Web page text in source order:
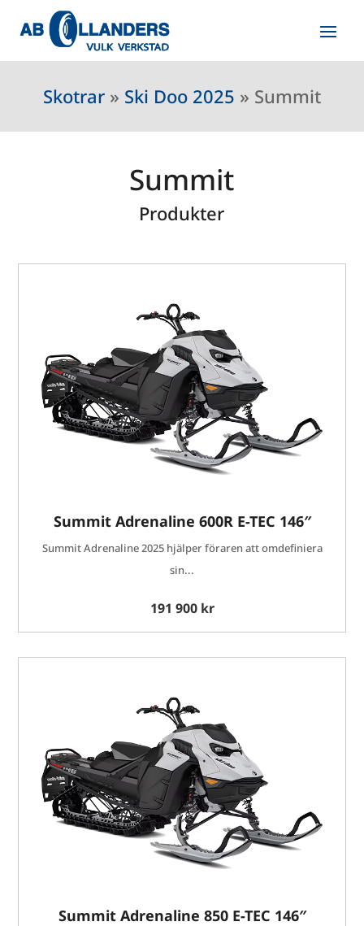
Skotrar» Ski Doo 2025 » Summit
Summit
Produkter
Summit Adrenaline 600R E-TEC 146″
Summit Adrenaline 2025 hjälper föraren att omdefiniera
sin...
191 900 kr
Summit Adrenaline 850 E-TEC 146″